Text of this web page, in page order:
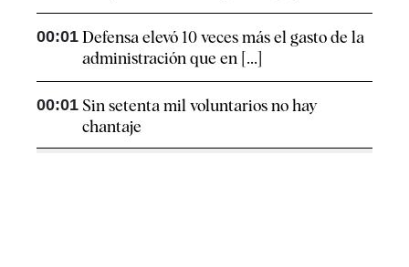
00:01 Defensa elevó 10 veces más el gasto de la
administración que en [...]
00:01 Sin setenta mil voluntarios no hay
chantaje